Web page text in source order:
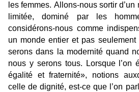
les femmes. Allons-nous sortir
limitée, dominé par les
considérons-nous comme
un monde entier et pas
serons dans la modernité quand
nous y serons tous. Lorsque l’on
égalité et fraternité», notions
celle de dignité, est-ce que l’on